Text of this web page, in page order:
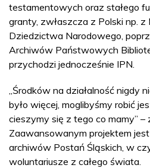
testamentowych oraz stałego
granty, zwłaszcza z Polski np.
Dziedzictwa Narodowego,
Archiwów Państwowych
przychodzi jednocześnie IPN.
„Środków na działalność nigdy
było więcej, moglibyśmy robić
cieszymy się z tego co mamy” –
Zaawansowanym projektem
archiwów Postań Śląskich, w
woluntariusze z całego świata.